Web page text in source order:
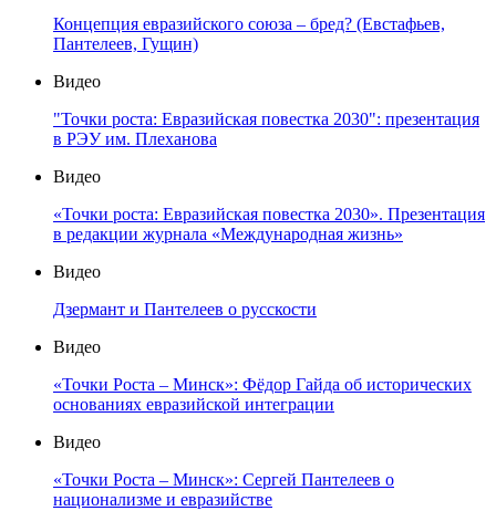
Концепция евразийского союза – бред? (Евстафьев,
Пантелеев, Гущин)
Видео
"Точки роста: Евразийская повестка 2030": презентация
в РЭУ им. Плеханова
Видео
«Точки роста: Евразийская повестка 2030». Презентация
в редакции журнала «Международная жизнь»
Видео
Дзермант и Пантелеев о русскости
Видео
«Точки Роста – Минск»: Фёдор Гайда об исторических
основаниях евразийской интеграции
Видео
«Точки Роста – Минск»: Сергей Пантелеев о
национализме и евразийстве